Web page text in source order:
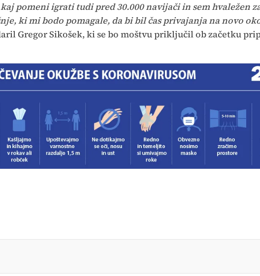
pomeni igrati tudi pred 30.000 navijači in sem hvaležen
ki mi bodo pomagale, da bi bil čas privajanja na novo
Gregor Sikošek, ki se bo moštvu priključil ob začetku